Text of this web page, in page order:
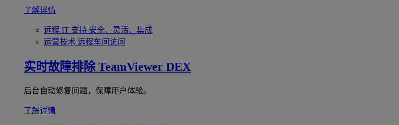
了解详情
远程 IT 支持 安全、灵活、集成
运营技术 远程车间访问
实时故障排除 TeamViewer DEX
后台自动修复问题，保障用户体验。
了解详情